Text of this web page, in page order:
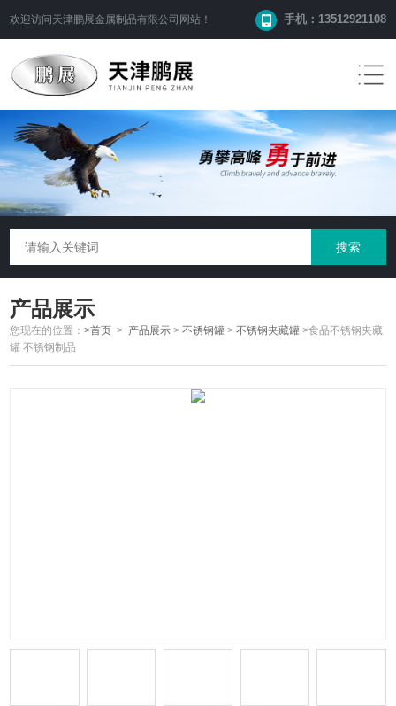
欢迎访问 天津鹏展金属制品有限公司 网站！ 手机：13512921108
产品展示
您现在的位置：>首页 > 产品展示 >不锈钢罐 >不锈钢夹藏罐 >食品不锈钢夹藏
罐 不锈钢制品